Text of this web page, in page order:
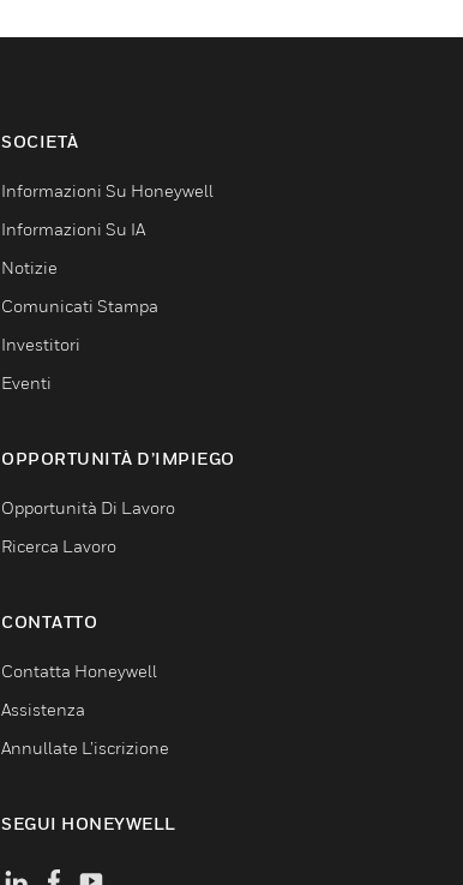
SOCIETÀ
Informazioni Su Honeywell
Informazioni Su IA
Notizie
Comunicati Stampa
Investitori
Eventi
OPPORTUNITÀ D’IMPIEGO
Opportunità Di Lavoro
Ricerca Lavoro
CONTATTO
Contatta Honeywell
Assistenza
Annullate L’iscrizione
SEGUI HONEYWELL